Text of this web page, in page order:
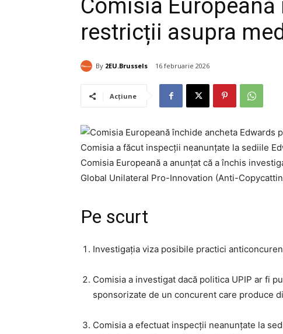
Comisia
restricții asupra
By 2EU.Brussels 16 februarie 2026
Acțiune
Comisia a făcut inspecții neanunțate la sediile
Comisia Europeană a anunțat că a închis
Global Unilateral Pro-Innovation (Anti-
Pe scurt
Investigația viza posibile practici
Comisia a investigat dacă politica UPIP ar fi
sponsorizate de un concurent care produce
Comisia a efectuat inspecții neanunțate la